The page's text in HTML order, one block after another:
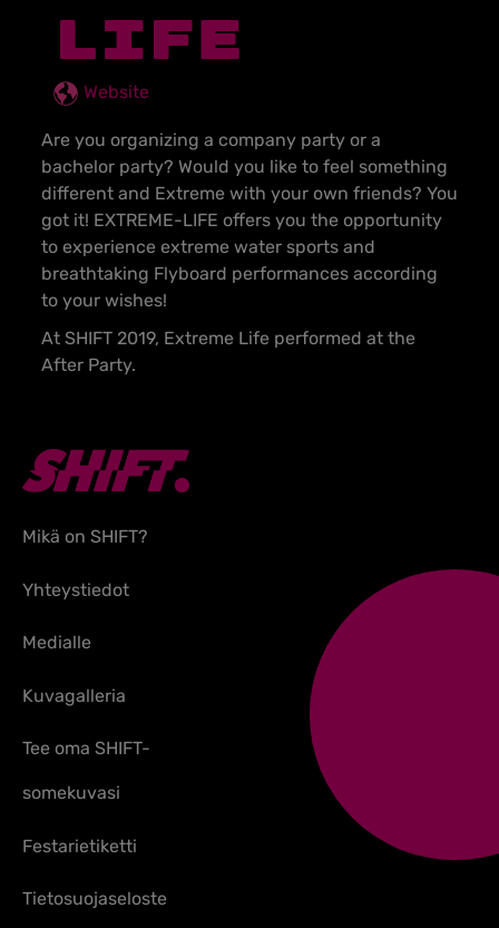
LIFE
Website
Are you organizing a company party or a
bachelor party? Would you like to feel something
different and Extreme with your own friends? You
got it! EXTREME-LIFE offers you the opportunity
to experience extreme water sports and
breathtaking Flyboard performances according
to your wishes!
At SHIFT 2019, Extreme Life performed at the
After Party.
Mikä on SHIFT?
Yhteystiedot
Medialle
Kuvagalleria
Tee oma SHIFT-
somekuvasi
Festarietiketti
Tietosuojaseloste